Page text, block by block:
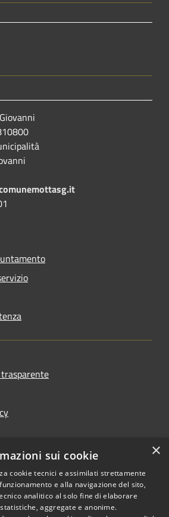
Copyright © 2026 • Comune di
×
sui cookie
cookie tecnici e assimilati strettamente
e alla navigazione del sito,
analitico al solo fine di elaborare
aggregate e anonime.